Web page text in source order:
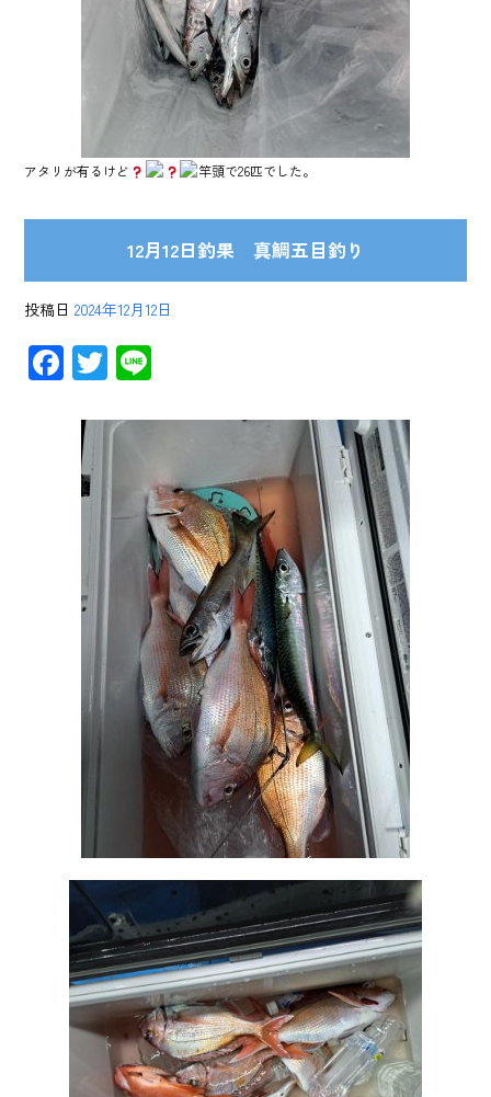
アタリが有るけど 竿頭で26匹でした。
12月12日釣果 真鯛五目釣り
投稿日 2024年12月12日
F
ac
e
b
o
ok
T
wi
tt
er